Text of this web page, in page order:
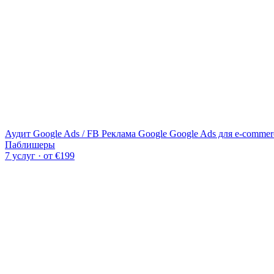
Аудит Google Ads / FB Реклама Google Google Ads для e-
Паблишеры
7 услуг · от €199